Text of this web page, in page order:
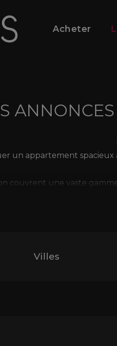
Acheter
un appartement
couvrent une vaste
Villes